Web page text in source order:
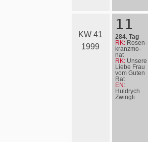
KW 41
1999
11
284. Tag
RK: Rosen­
kranz­mo­
nat
RK: Unsere
Liebe Frau
vom Guten
Rat
EN:
Huldrych
Zwingli